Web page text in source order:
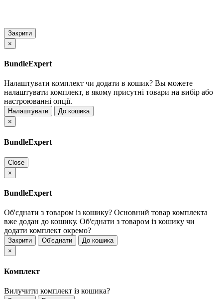
Закрити
×
BundleExpert
Налаштувати комплект чи додати в кошик? Вы можете
налаштувати комплект, в якому присутні товари на вибір або
настроюванні опції.
Налаштувати
До кошика
×
BundleExpert
Close
×
BundleExpert
Об'єднати з товаром із кошику? Основний товар комплекта
вже додан до кошику. Об'єднати з товаром із кошику чи
додати комплект окремо?
Закрити Об'єднати
До кошика
×
Комплект
Вилучити комплект із кошика?